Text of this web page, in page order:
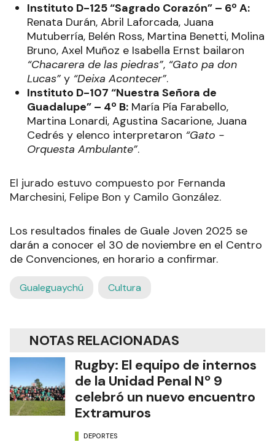
Instituto D-125 “Sagrado Corazón” – 6º A:
Renata Durán, Abril Laforcada, Juana
Mutuberría, Belén Ross, Martina Benetti, Molina
Bruno, Axel Muñoz e Isabella Ernst bailaron
“Chacarera de las piedras”, “Gato pa don
Lucas” y “Deixa Acontecer”.
Instituto D-107 “Nuestra Señora de
Guadalupe” – 4º B: María Pía Farabello,
Martina Lonardi, Agustina Sacarione, Juana
Cedrés y elenco interpretaron “Gato -
Orquesta Ambulante”.
El jurado estuvo compuesto por Fernanda
Marchesini, Felipe Bon y Camilo González.
Los resultados finales de Guale Joven 2025 se
darán a conocer el 30 de noviembre en el Centro
de Convenciones, en horario a confirmar.
Gualeguaychú Cultura
NOTAS RELACIONADAS
Rugby: El equipo de internos
de la Unidad Penal Nº 9
celebró un nuevo encuentro
Extramuros
DEPORTES